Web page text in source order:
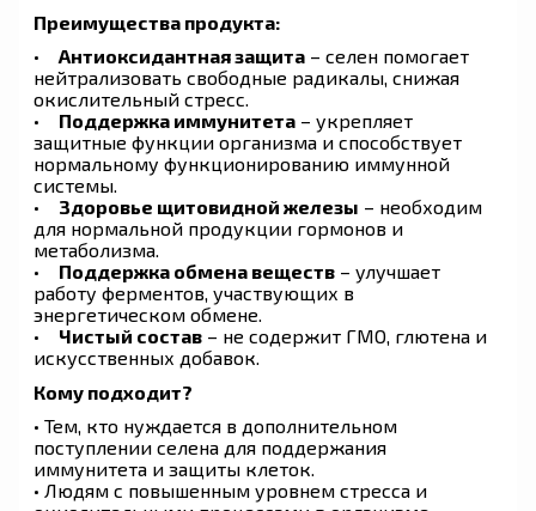
Преимущества продукта:
• Антиоксидантная защита – селен помогает
нейтрализовать свободные радикалы, снижая
окислительный стресс.
• Поддержка иммунитета – укрепляет
защитные функции организма и способствует
нормальному функционированию иммунной
системы.
• Здоровье щитовидной железы – необходим
для нормальной продукции гормонов и
метаболизма.
• Поддержка обмена веществ – улучшает
работу ферментов, участвующих в
энергетическом обмене.
• Чистый состав – не содержит ГМО, глютена и
искусственных добавок.
Кому подходит?
• Тем, кто нуждается в дополнительном
поступлении селена для поддержания
иммунитета и защиты клеток.
• Людям с повышенным уровнем стресса и